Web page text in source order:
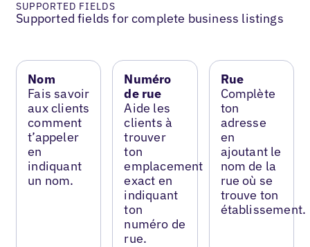
SUPPORTED FIELDS
Supported fields for complete business listings
Nom
Fais savoir
aux clients
comment
t’appeler
en
indiquant
un nom.
Numéro
de rue
Aide les
clients à
trouver
ton
emplacement
exact en
indiquant
ton
numéro de
rue.
Rue
Complète
ton
adresse
en
ajoutant le
nom de la
rue où se
trouve ton
établissement.